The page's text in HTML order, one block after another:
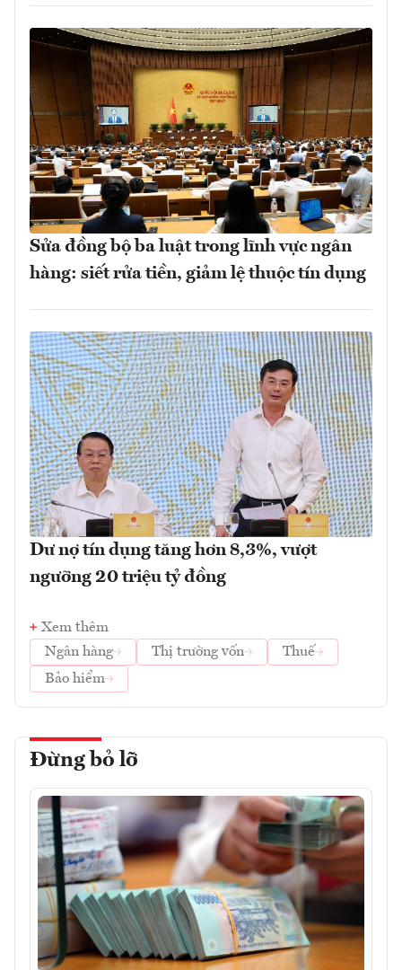
Sửa đồng bộ ba luật trong lĩnh vực ngân
hàng: siết rửa tiền, giảm lệ thuộc tín dụng
Dư nợ tín dụng tăng hơn 8,3%, vượt
ngưỡng 20 triệu tỷ đồng
Xem thêm
Ngân hàng
Thị trường vốn
Thuế
Bảo hiểm
Đừng bỏ lỡ